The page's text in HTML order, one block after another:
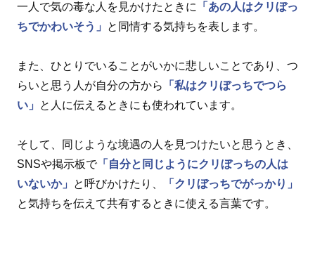
一人で気の毒な人を見かけたときに 「あの人はクリぼっ
ちでかわいそう」
と同情する気持ちを表します。
また、ひとりでいることがいかに悲しいことであり、つ
らいと思う人が自分の方から
「私はクリぼっちでつら
い」
と人に伝えるときにも使われています。
そして、同じような境遇の人を見つけたいと思うとき、
SNSや掲示板で「自分と同じようにクリぼっちの人は
いないか」
と呼びかけたり、
「クリぼっちでがっかり」
と気持ちを伝えて共有するときに使える言葉です。